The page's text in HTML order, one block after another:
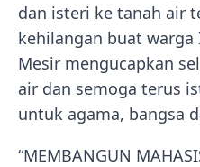
dan isteri ke tanah air
kehilangan buat warga
Mesir mengucapkan
air dan semoga terus
untuk agama, bangsa
“MEMBANGUN